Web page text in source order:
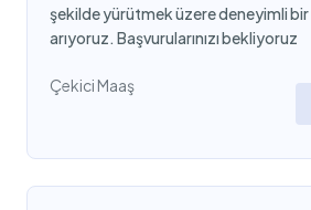
şekilde yürütmek üzere deneyimli bir
arıyoruz. Başvurularınızı bekliyoruz
Çekici Maaş